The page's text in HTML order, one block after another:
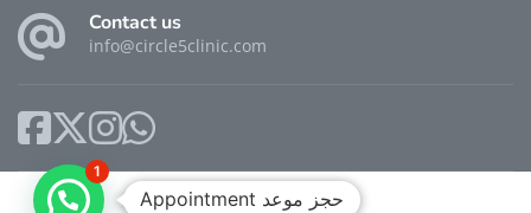
Contact us
info@circle5clinic.com
Appointment حجز موعد
1